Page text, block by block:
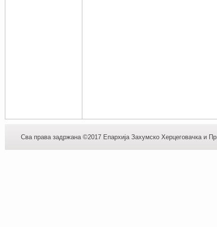
Сва права задржана ©2017 Епархија Захумско Херцеговачка и